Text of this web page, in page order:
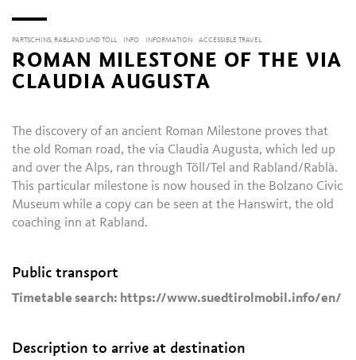
PARTSCHINS, RABLAND UND TÖLL INFO INFORMATION ACCESSIBLE TRAVEL
ROMAN MILESTONE OF THE VIA
CLAUDIA AUGUSTA
The discovery of an ancient Roman Milestone proves that
the old Roman road, the via Claudia Augusta, which led up
and over the Alps, ran through Töll/Tel and Rabland/Rablà.
This particular milestone is now housed in the Bolzano Civic
Museum while a copy can be seen at the Hanswirt, the old
coaching inn at Rabland.
Public transport
Timetable search: https://www.suedtirolmobil.info/en/
Description to arrive at destination